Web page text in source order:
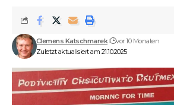
Zuletzt aktualisiert am 21.10.2025
Clemens Katschmarek vor 10 Monaten